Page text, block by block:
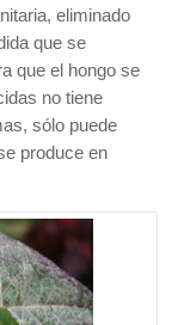
eliminado
que se
que el hongo se
no tiene
sólo puede
produce en